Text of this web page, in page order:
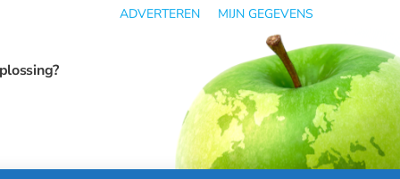
ADVERTEREN MIJN GEGEVENS
kan omslaan in ondervoeding